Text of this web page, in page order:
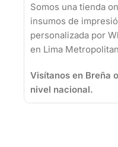
Somos una tienda
insumos de
personalizada por
en Lima
Visítanos en Breña
nivel nacional.